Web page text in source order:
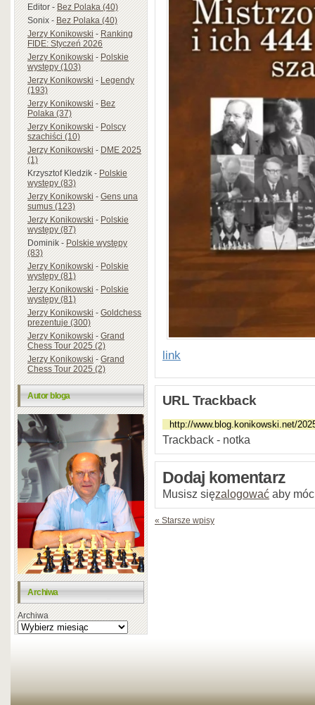
Editor-Bez Polaka (40)
Sonix-Bez Polaka (40)
Jerzy Konikowski-Ranking
FIDE: Styczeń 2026
Jerzy Konikowski-Polskie
występy (103)
Jerzy Konikowski-Legendy
(193)
Jerzy Konikowski-Bez
Polaka (37)
Jerzy Konikowski-Polscy
szachiści (10)
Jerzy Konikowski-DME 2025
(1)
Krzysztof Kledzik-Polskie
występy (83)
Jerzy Konikowski-Gens una
sumus (123)
Jerzy Konikowski-Polskie
występy (87)
Dominik-Polskie występy
(83)
Jerzy Konikowski-Polskie
występy (81)
Jerzy Konikowski-Polskie
występy (81)
Jerzy Konikowski-Goldchess
prezentuje (300)
Jerzy Konikowski-Grand
Chess Tour 2025 (2)
Jerzy Konikowski-Grand
Chess Tour 2025 (2)
Autor bloga
Archiwa
Archiwa
link
URL Trackback
Trackback - notka
Dodaj komentarz
Musisz sięzalogować aby
« Starsze wpisy